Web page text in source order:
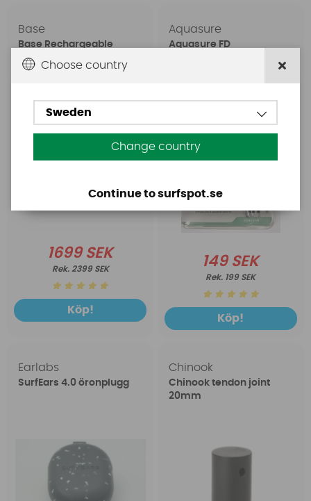
Base
Base Rechargeable
SUP Pump
1699 SEK
2399 SEK
Köp!
Aquasure
Aquasure FD
149 SEK
199 SEK
Köp!
Earlabs
SurfEars 4.0 öronplugg
Chinook
Chinook tendon joint
20mm
Choose country
Sweden
Change country
Continue to surfspot.se